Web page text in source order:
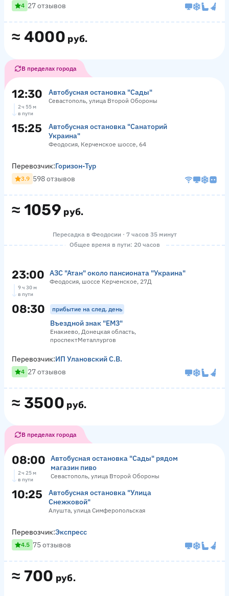
≈ 4000 руб.
4 27 отзывов
В пределах города
12:30 Автобусная остановка "Сады"
Севастополь, улица Второй Обороны
2 ч 55 м
в пути
15:25
Автобусная остановка "Санаторий
Украина"
Феодосия, Керченское шоссе, 64
≈ 1059 руб.
Перевозчик:Горизон-Тур
3.9 598 отзывов
Пересадка в Феодосии · 7 часов 35 минут
Общее время в пути: 20 часов
23:00 АЗС "Атан" около пансионата "Украина"
Феодосия, шоссе Керченское, 27Д
9 ч 30 м
в пути
08:30 прибытие на след. день
Въездной знак "ЕМЗ"
Енакиево, Донецкая область,
проспектМеталлургов
≈ 3500 руб.
Перевозчик:ИП Улановский С.В.
4 27 отзывов
В пределах города
08:00
Автобусная остановка "Сады" рядом
магазин пиво
Севастополь, улица Второй Обороны
2 ч 25 м
в пути
10:25
Автобусная остановка "Улица
Снежковой"
Алушта, улица Симферопольская
≈ 700 руб.
Перевозчик:Экспресс
4.5 75 отзывов